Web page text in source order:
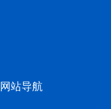
网站导航